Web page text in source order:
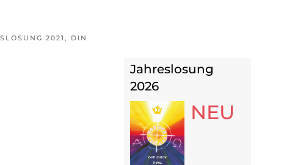
2021, DIN
Jahreslosung
2026
NEU